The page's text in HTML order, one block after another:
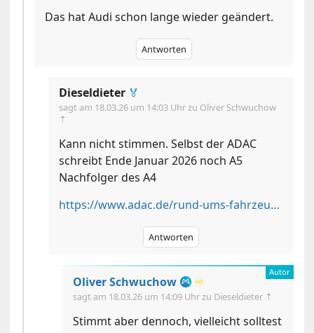
Das hat Audi schon lange wieder geändert.
Antworten
Dieseldieter 🏅
sagt am 18.03.26 um 14:03 Uhrzu Oliver Schwuchow
⇡
Kann nicht stimmen. Selbst der ADAC
schreibt Ende Januar 2026 noch A5
Nachfolger des A4
https://www.adac.de/rund-ums-fahrzeug/autokatalog/marken-modelle/audi/audi-a5-test/
Antworten
Oliver Schwuchow ♾️
sagt am 18.03.26 um 14:09 Uhrzu Dieseldieter ⇡
Stimmt aber dennoch, vielleicht solltest